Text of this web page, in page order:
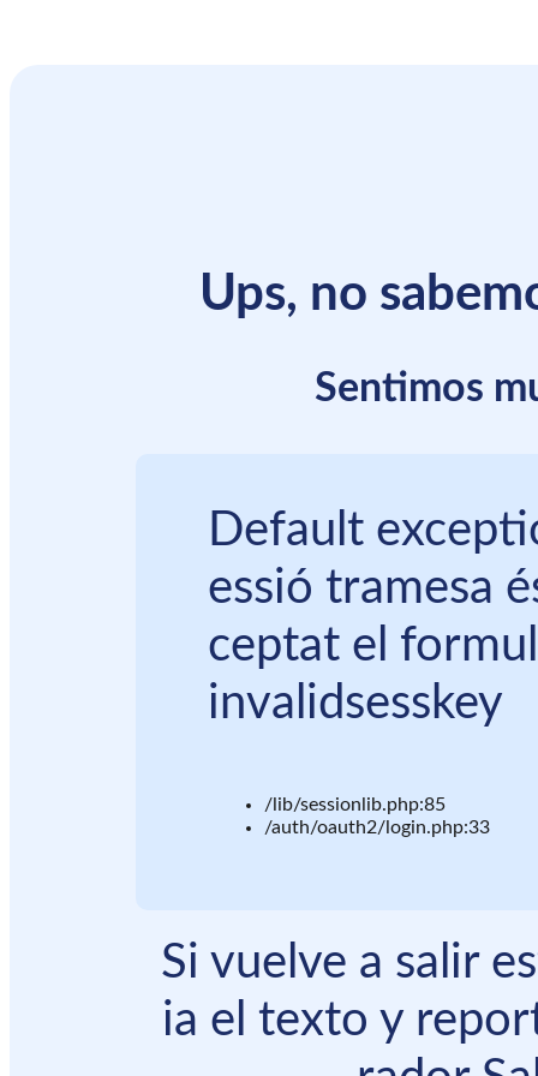
Ups, no
Sentimos
Default
essió tramesa
ceptat el
invalidsesskey
/lib/sessionlib.php:85
/auth/oauth2/login.php:33
Si vuelve a salir
ia el texto y